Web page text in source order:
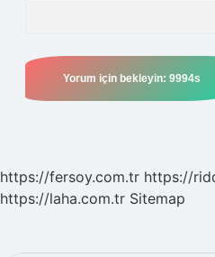
https://fersoy.com.tr https://
https://laha.com.tr Sitemap